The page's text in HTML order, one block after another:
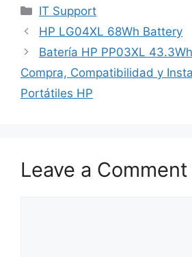
Categories
IT Support
HP LG04XL 68Wh Battery
Batería HP PP03XL
Compra, Compatibilidad y
Portátiles HP
Leave a Comment